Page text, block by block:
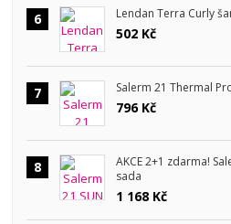
6 Lendan Terra Curly
502 Kč
7 Salerm 21 Thermal
796 Kč
8
AKCE 2+1 zdarma!
sada
1 168 Kč